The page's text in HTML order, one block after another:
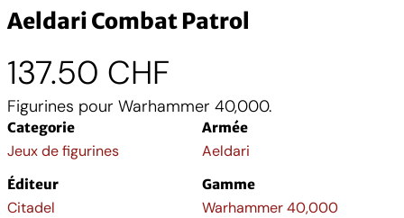
Aeldari Combat Patrol
137.50 CHF
Figurines pour Warhammer 40,000.
Categorie
Jeux de figurines
Armée
Aeldari
Éditeur
Citadel
Gamme
Warhammer 40,000